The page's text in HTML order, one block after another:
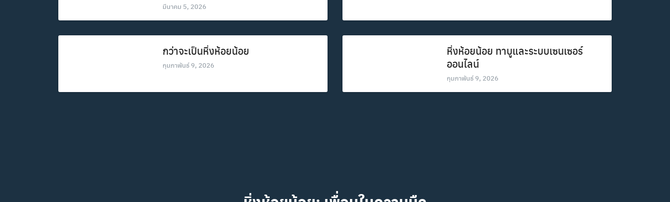
มีนาคม 5, 2026
กว่าจะเป็นหิ่งห้อยน้อย
กุมภาพันธ์ 9, 2026
หิ่งห้อยน้อย ทาบูและระบบเซนเซอร์
ออนไลน์
กุมภาพันธ์ 9, 2026